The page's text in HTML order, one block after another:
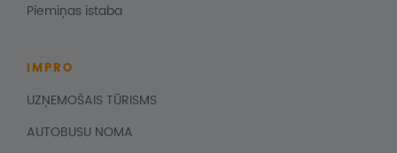
Piemiņas istaba
IMPRO
UZŅEMOŠAIS TŪRISMS
AUTOBUSU NOMA